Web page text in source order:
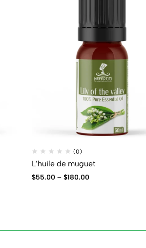
(0)
L’huile de muguet
$55.00– $180.00